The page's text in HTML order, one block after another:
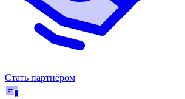
Стать партнёром